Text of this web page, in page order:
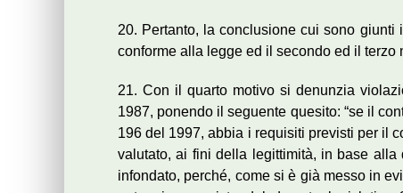
20. Pertanto, la conclusione cui sono
conforme alla legge ed il secondo ed il terzo
21. Con il quarto motivo si denunzia
1987, ponendo il seguente quesito: “se il
196 del 1997, abbia i requisiti previsti per il
valutato, ai fini della legittimità, in base alla
infondato, perché, come si è già messo in